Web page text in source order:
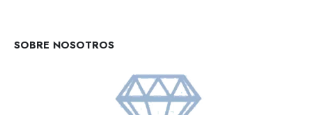
SOBRE NOSOTROS